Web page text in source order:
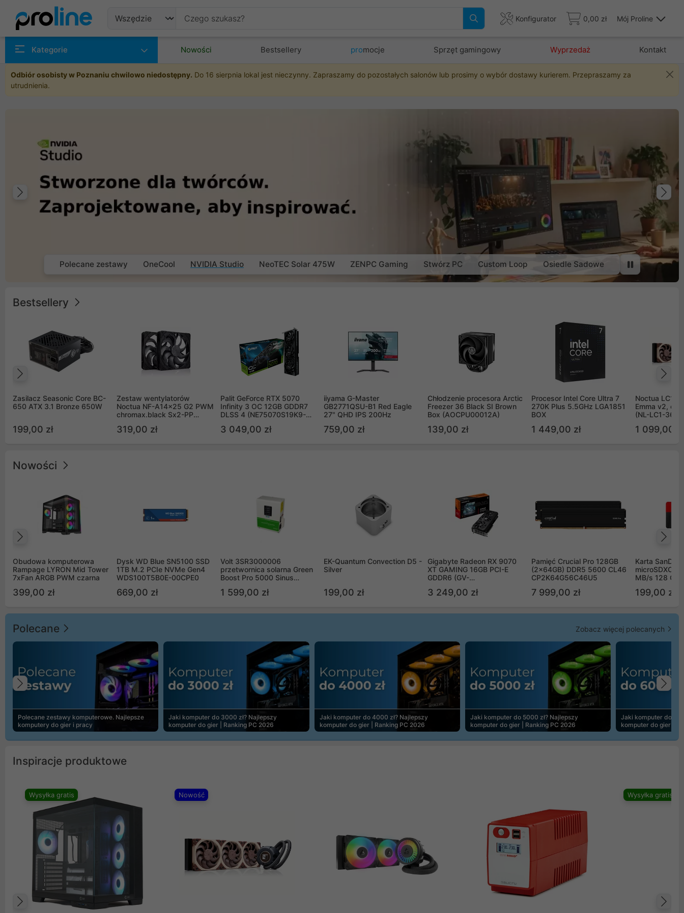
Konfigurator 0,00 zł Mój Proline
Kategorie Nowości Bestsellery promocje Sprzęt gamingowy Wyprzedaż Kontakt
Odbiór osobisty w Poznaniu chwilowo niedostępny. Do 16 sierpnia lokal jest nieczynny. Zapraszamy do pozostałych salonów lub prosimy o wybór dostawy kurierem. Przepraszamy za
utrudnienia.
Poprzedni
Polecane zestawy OneCool NVIDIA Studio NeoTEC Solar 475W ZENPC Gaming Stwórz PC Custom Loop Osiedle Sadowe
Bestsellery
Zasilacz Seasonic Core BC-
650 ATX 3.1 Bronze 650W
199,00 zł
Zestaw wentylatorów
Noctua NF-A14x25 G2 PWM
chromax.black Sx2-PP
(2szt)
319,00 zł
Palit GeForce RTX 5070
Infinity 3 OC 12GB GDDR7
DLSS 4 (NE75070S19K9-
3 049,00 zł
iiyama G-Master
GB2771QSU-B1 Red Eagle
27" QHD IPS 200Hz
759,00 zł
Chłodzenie procesora Arctic
Freezer 36 Black SI Brown
Box (AOCPU00012A)
139,00 zł
Procesor Intel Core Ultra 7
270K Plus 5.5GHz LGA1851
BOX
1 449,00 zł
Noctua LC1
Emma v2,
(NL-LC1-36)
1 099,00 zł
Nowości
Obudowa komputerowa
Rampage LYRON Mid Tower
7xFan ARGB PWM czarna
399,00 zł
Dysk WD Blue SN5100 SSD
1TB M.2 PCIe NVMe Gen4
WDS100T5B0E-00CPE0
669,00 zł
Volt 3SR3000006
przetwornica solarna Green
Boost Pro 5000 Sinus
1 599,00 zł
EK-Quantum Convection D5 -
Silver
199,00 zł
Gigabyte Radeon RX 9070
XT GAMING 16GB PCI-E
GDDR6 (GV-
3 249,00 zł
Pamięć Crucial Pro 128GB
(2x64GB) DDR5 5600 CL46
CP2K64G56C46U5
7 999,00 zł
Karta
microSDXC
MB/s 128 GB
199,00 zł
Polecane Zobacz więcej polecanych
Polecane zestawy komputerowe. Najlepsze
komputery do gier i pracy
Jaki komputer do 3000 zł? Najlepszy
komputer do gier | Ranking PC 2026
Jaki komputer do 4000 zł? Najlepszy
komputer do gier | Ranking PC 2026
Jaki komputer do 5000 zł? Najlepszy
komputer do gier | Ranking PC 2026
Jaki komputer do
komputer do gier |
Poprzedni
Inspiracje produktowe
Wysyłka gratis Nowość Wysyłka gratis